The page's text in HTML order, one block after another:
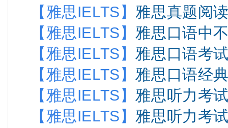
【雅思IELTS】 雅思真题阅
【雅思IELTS】 雅思口语中
【雅思IELTS】 雅思口语考
【雅思IELTS】 雅思口语经
【雅思IELTS】 雅思听力考
【雅思IELTS】 雅思听力考